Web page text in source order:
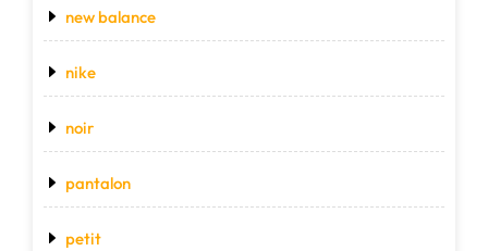
new balance
nike
noir
pantalon
petit